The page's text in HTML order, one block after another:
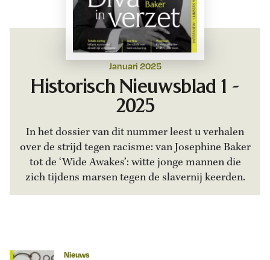
Zoek
Januari 2025
Historisch Nieuwsblad 1 -
2025
In het dossier van dit nummer leest u verhalen
over de strijd tegen racisme: van Josephine Baker
tot de ‘Wide Awakes’: witte jonge mannen die
zich tijdens marsen tegen de slavernij keerden.
Nieuws